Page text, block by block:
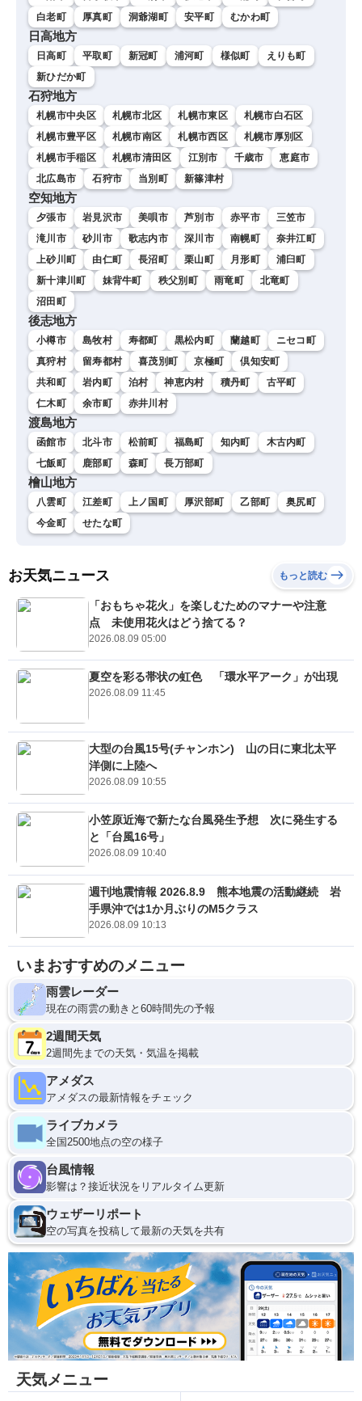
白老町
厚真町 洞爺湖町 安平町 むかわ町
日高地方
日高町 平取町 新冠町 浦河町 様似町
えりも町
新ひだか町
石狩地方
札幌市中央区 札幌市北区 札幌市東区
札幌市白石区
札幌市豊平区
札幌市南区 札幌市西区
札幌市厚別区
札幌市手稲区
札幌市清田区 江別市 千歳市
恵庭市
北広島市
石狩市 当別町 新篠津村
空知地方
夕張市 岩見沢市 美唄市 芦別市 赤平市
三笠市
滝川市
砂川市 歌志内市 深川市 南幌町
奈井江町
上砂川町
由仁町 長沼町 栗山町 月形町
浦臼町
新十津川町
妹背牛町 秩父別町 雨竜町
北竜町
沼田町
後志地方
小樽市 島牧村 寿都町 黒松内町 蘭越町
ニセコ町
真狩村
留寿都村 喜茂別町 京極町
倶知安町
共和町
岩内町 泊村 神恵内村 積丹町
古平町
仁木町
余市町 赤井川村
渡島地方
函館市 北斗市 松前町 福島町 知内町
木古内町
七飯町
鹿部町 森町 長万部町
檜山地方
八雲町 江差町 上ノ国町 厚沢部町 乙部町
奥尻町
今金町
せたな町
お天気ニュース もっと読む
「おもちゃ花火」を楽しむためのマナーや注意
点 未使用花火はどう捨てる？
2026.08.09 05:00
夏空を彩る帯状の虹色 「環水平アーク」が出現
2026.08.09 11:45
大型の台風15号(チャンホン) 山の日に東北太平
洋側に上陸へ
2026.08.09 10:55
小笠原近海で新たな台風発生予想 次に発生する
と「台風16号」
2026.08.09 10:40
週刊地震情報 2026.8.9 熊本地震の活動継続 岩
手県沖では1か月ぶりのM5クラス
2026.08.09 10:13
いまおすすめのメニュー
雨雲レーダー
現在の雨雲の動きと60時間先の予報
2週間天気
2週間先までの天気・気温を掲載
アメダス
アメダスの最新情報をチェック
ライブカメラ
全国2500地点の空の様子
台風情報
影響は？接近状況をリアルタイム更新
ウェザーリポート
空の写真を投稿して最新の天気を共有
天気メニュー